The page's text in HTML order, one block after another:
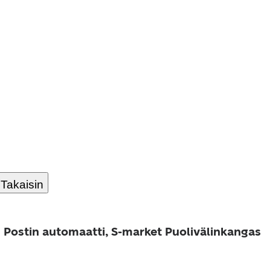
Takaisin
Postin automaatti, S-market Puolivälinkangas